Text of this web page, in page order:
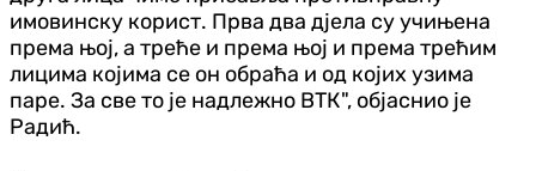
имовинску корист. Прва два дјела су учињена
према њој, а треће и према њој и према трећим
лицима којима се он обраћа и од којих узима
паре. За све то је надлежно ВТК", објаснио је
Радић.